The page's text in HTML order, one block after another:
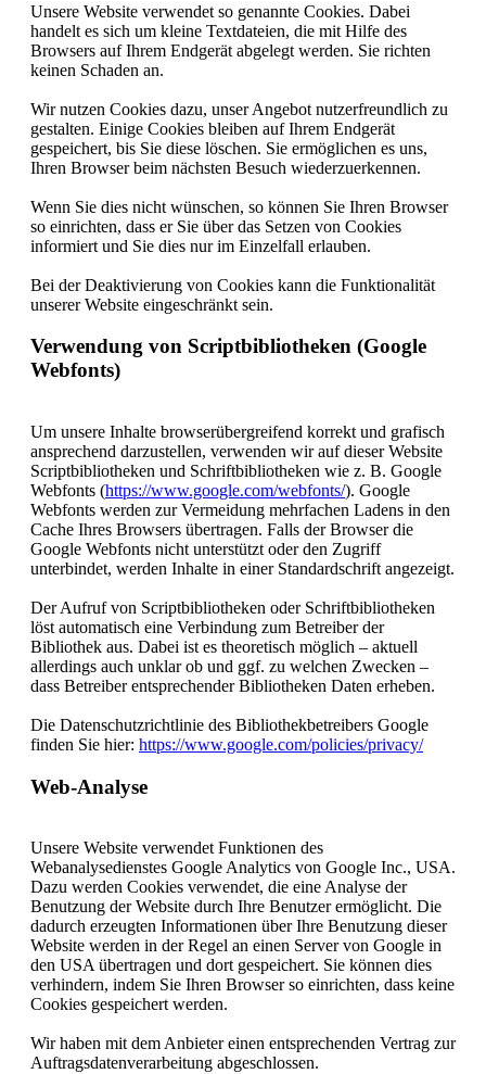
Unsere Website verwendet so genannte Cookies. Dabei
handelt es sich um kleine Textdateien, die mit Hilfe des
Browsers auf Ihrem Endgerät abgelegt werden. Sie richten
keinen Schaden an.
Wir nutzen Cookies dazu, unser Angebot nutzerfreundlich zu
gestalten. Einige Cookies bleiben auf Ihrem Endgerät
gespeichert, bis Sie diese löschen. Sie ermöglichen es uns,
Ihren Browser beim nächsten Besuch wiederzuerkennen.
Wenn Sie dies nicht wünschen, so können Sie Ihren Browser
so einrichten, dass er Sie über das Setzen von Cookies
informiert und Sie dies nur im Einzelfall erlauben.
Bei der Deaktivierung von Cookies kann die Funktionalität
unserer Website eingeschränkt sein.
Verwendung von Scriptbibliotheken (Google
Webfonts)
Um unsere Inhalte browserübergreifend korrekt und grafisch
ansprechend darzustellen, verwenden wir auf dieser Website
Scriptbibliotheken und Schriftbibliotheken wie z. B. Google
Webfonts (https://www.google.com/webfonts/). Google
Webfonts werden zur Vermeidung mehrfachen Ladens in den
Cache Ihres Browsers übertragen. Falls der Browser die
Google Webfonts nicht unterstützt oder den Zugriff
unterbindet, werden Inhalte in einer Standardschrift angezeigt.
Der Aufruf von Scriptbibliotheken oder Schriftbibliotheken
löst automatisch eine Verbindung zum Betreiber der
Bibliothek aus. Dabei ist es theoretisch möglich – aktuell
allerdings auch unklar ob und ggf. zu welchen Zwecken –
dass Betreiber entsprechender Bibliotheken Daten erheben.
Die Datenschutzrichtlinie des Bibliothekbetreibers Google
finden Sie hier: https://www.google.com/policies/privacy/
Web-Analyse
Unsere Website verwendet Funktionen des
Webanalysedienstes Google Analytics von Google Inc., USA.
Dazu werden Cookies verwendet, die eine Analyse der
Benutzung der Website durch Ihre Benutzer ermöglicht. Die
dadurch erzeugten Informationen über Ihre Benutzung dieser
Website werden in der Regel an einen Server von Google in
den USA übertragen und dort gespeichert. Sie können dies
verhindern, indem Sie Ihren Browser so einrichten, dass keine
Cookies gespeichert werden.
Wir haben mit dem Anbieter einen entsprechenden Vertrag zur
Auftragsdatenverarbeitung abgeschlossen.